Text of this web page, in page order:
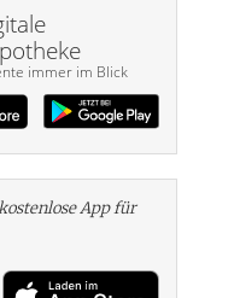
immer im Blick
App für